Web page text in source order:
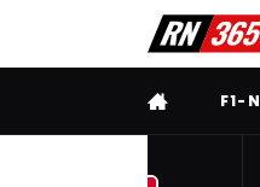
VOLLEDIGF1-